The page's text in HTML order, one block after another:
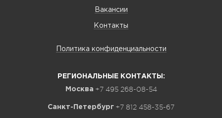
Вакансии
Контакты
Политика конфиденциальности
РЕГИОНАЛЬНЫЕ КОНТАКТЫ:
Москва +7 495 268-08-54
Санкт-Петербург +7 812 458-35-67